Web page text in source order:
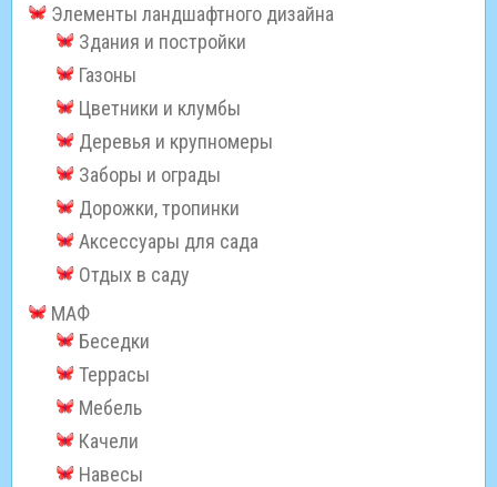
Элементы ландшафтного дизайна
Здания и постройки
Газоны
Цветники и клумбы
Деревья и крупномеры
Заборы и ограды
Дорожки, тропинки
Аксессуары для сада
Отдых в саду
МАФ
Беседки
Террасы
Мебель
Качели
Навесы